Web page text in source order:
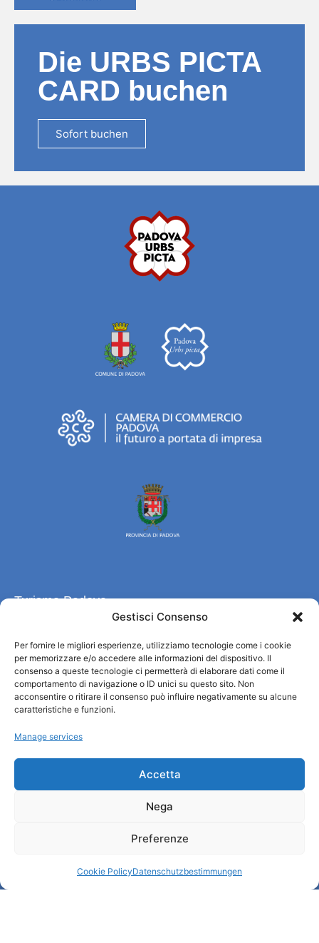
Gestisci Consenso
Per fornire le migliori esperienze, utilizziamo tecnologie come i cookie
per memorizzare e/o accedere alle informazioni del dispositivo. Il
consenso a queste tecnologie ci permetterà di elaborare dati come il
comportamento di navigazione o ID unici su questo sito. Non
acconsentire o ritirare il consenso può influire negativamente su alcune
caratteristiche e funzioni.
Manage services
Accetta
Nega
Preferenze
Cookie PolicyDatenschutzbestimmungen
Die URBS PICTA
CARD buchen
Sofort buchen
Turismo Padova
Informationsbüro und touristenempfang / IAT
Datenschutzbestimmungen
Cookie Policy (UE)
Credits
Informationen